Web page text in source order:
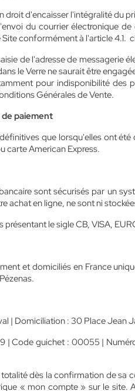
droit d'encaisser l'intégralité du
du courrier électronique
Site conformément à l'article
de l'adresse de
le Verre ne saurait être
pour indisponibilité des
Générales de Vente.
paiement
que lorsqu'elles ont
carte American Express.
sont sécurisés par un
achat en ligne, ne sont ni
présentant le sigle CB, VISA,
et domiciliés en France
| Domiciliation : 30 Place Jean
| Code guichet : 00055 |
dès la confirmation de sa
« mon compte » sur le site.